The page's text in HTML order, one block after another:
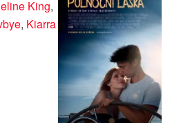
King,
, Kiarra